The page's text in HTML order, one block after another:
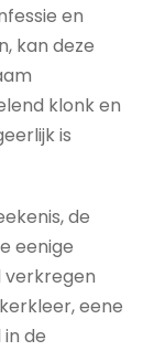
en
kan deze
klonk en
is
de
eenige
verkregen
eene
de